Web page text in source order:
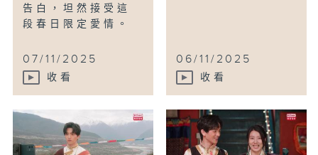
告白，坦然接受這
段春日限定愛情。
07/11/2025
收看
06/11/2025
收看